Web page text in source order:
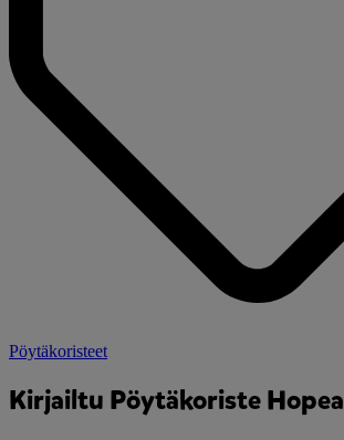
Pöytäkoristeet
Kirjailtu Pöytäkoriste Hopea